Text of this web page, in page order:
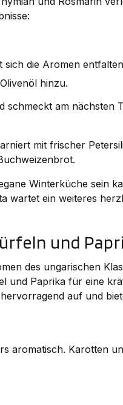
sich die Aromen
hinzu.
schmeckt am nächsten
mit frischer
Winterküche sein
wartet ein weiteres
und
des ungarischen
und Paprika für eine
auf und
aromatisch. Karotten